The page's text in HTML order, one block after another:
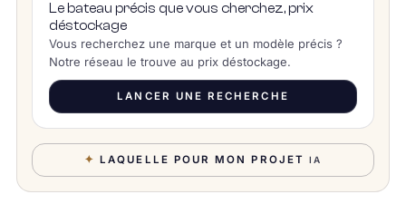
Le bateau précis que vous cherchez, prix
déstockage
Vous recherchez une marque et un modèle précis ?
Notre réseau le trouve au prix déstockage.
LANCER UNE RECHERCHE
✦ LAQUELLE POUR MON PROJET IA